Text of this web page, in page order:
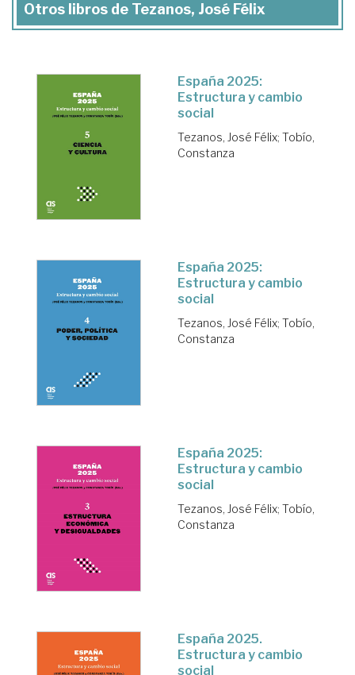
Otros libros de Tezanos, José Félix
España 2025:
Estructura y cambio
social
Tezanos, José Félix; Tobío,
Constanza
España 2025:
Estructura y cambio
social
Tezanos, José Félix; Tobío,
Constanza
España 2025:
Estructura y cambio
social
Tezanos, José Félix; Tobío,
Constanza
España 2025.
Estructura y cambio
social